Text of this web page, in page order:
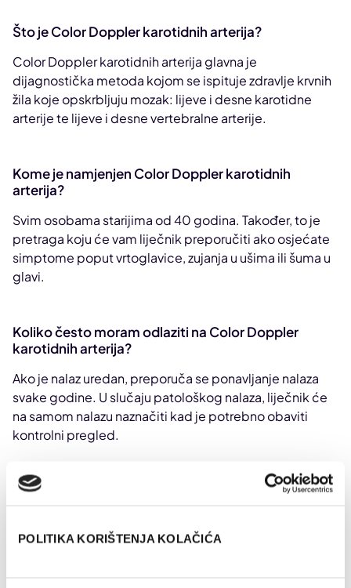
POLITIKA KORIŠTENJA KOLAČIĆA
Što je Color Doppler karotidnih arterija?
Color Doppler karotidnih arterija glavna je
dijagnostička metoda kojom se ispituje zdravlje krvnih
žila koje opskrbljuju mozak: lijeve i desne karotidne
arterije te lijeve i desne vertebralne arterije.
Kome je namjenjen Color Doppler karotidnih
arterija?
Svim osobama starijima od 40 godina. Također, to je
pretraga koju će vam liječnik preporučiti ako osjećate
simptome poput vrtoglavice, zujanja u ušima ili šuma u
glavi.
Koliko često moram odlaziti na Color Doppler
karotidnih arterija?
Ako je nalaz uredan, preporuča se ponavljanje nalaza
svake godine. U slučaju patološkog nalaza, liječnik će
na samom nalazu naznačiti kad je potrebno obaviti
kontrolni pregled.
Zašto je ovaj pregled važan?
pretraga krvnih žila koje su odgovorne za opskrbu